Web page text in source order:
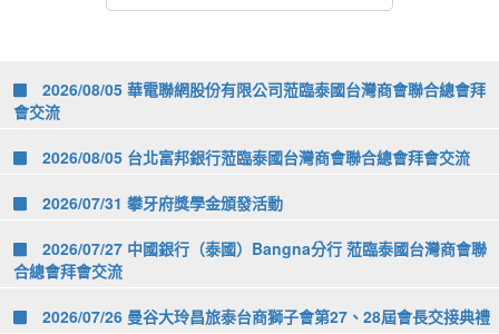
2026/08/05 華電聯網股份有限公司蒞臨泰國台灣商會聯合總會拜
會交流
2026/08/05 台北富邦銀行蒞臨泰國台灣商會聯合總會拜會交流
2026/07/31 攀牙府獎學金頒發活動
2026/07/27 中國銀行（泰國）Bangna分行 蒞臨泰國台灣商會聯
合總會拜會交流
2026/07/26 曼谷大玲昌旅泰台商獅子會第27、28屆會長交接典禮